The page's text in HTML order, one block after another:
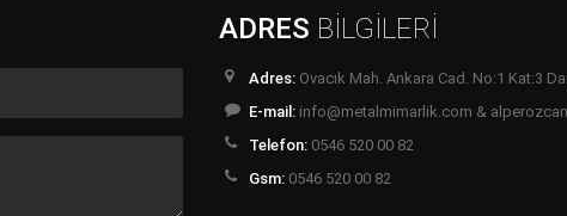
ADRES BİLGİLERİ
Adres: Ovacık Mah. Ankara Cad. No:1 Kat:3
E-mail: info@metalmimarlik.com &
Telefon: 0546 520 00 82
Gsm: 0546 520 00 82